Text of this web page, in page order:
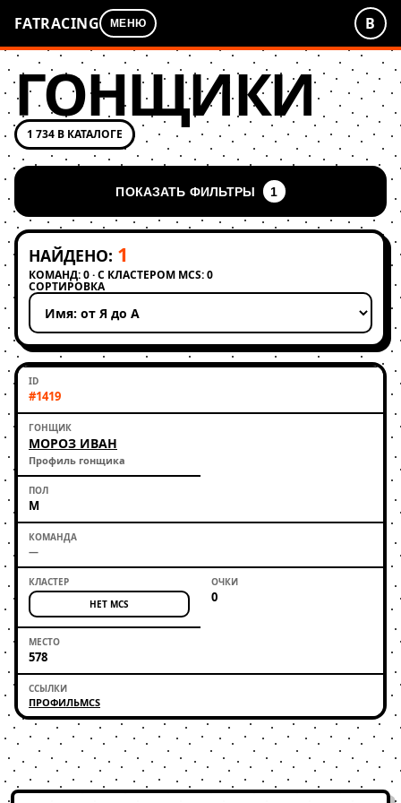
FATRACING МЕНЮ В
ГОНЩИКИ
1 734 В КАТАЛОГЕ
ПОКАЗАТЬ ФИЛЬТРЫ 1
НАЙДЕНО: 1
КОМАНД: 0 · С КЛАСТЕРОМ MCS: 0
СОРТИРОВКА
Применить сортировку
#1419
МОРОЗ ИВАН
Профиль гонщика
М
—
НЕТ MCS 0
578
ПРОФИЛЬMCS